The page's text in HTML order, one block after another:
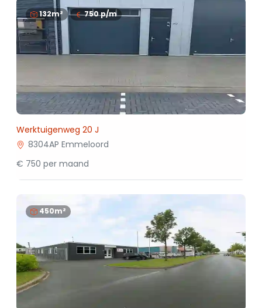
132m² 750p/m
Werktuigenweg 20 J
8304AP Emmeloord
€ 750 per maand
450m²